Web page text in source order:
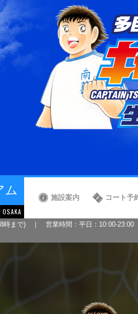
ム
OSAKA
施設案内 コート予
18時まで) ｜ 営業時間：平日：10:00-